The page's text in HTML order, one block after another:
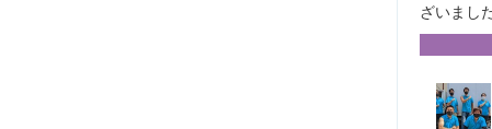
ざいまし